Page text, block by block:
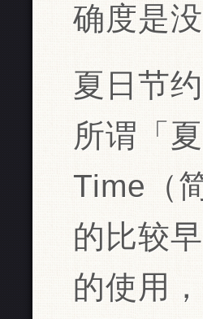
确度是
夏日节
所谓「
Time（
的比较
的使用